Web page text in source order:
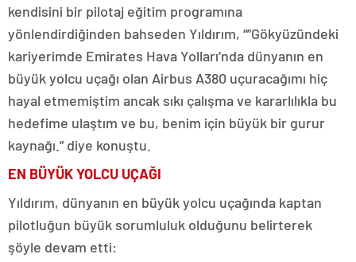
kendisini bir pilotaj eğitim programına
yönlendirdiğinden bahseden Yıldırım, “”Gökyüzündeki
kariyerimde Emirates Hava Yolları’nda dünyanın en
büyük yolcu uçağı olan Airbus A380 uçuracağımı hiç
hayal etmemiştim ancak sıkı çalışma ve kararlılıkla bu
hedefime ulaştım ve bu, benim için büyük bir gurur
kaynağı.” diye konuştu.
EN BÜYÜK YOLCU UÇAĞI
Yıldırım, dünyanın en büyük yolcu uçağında kaptan
pilotluğun büyük sorumluluk olduğunu belirterek
şöyle devam etti: